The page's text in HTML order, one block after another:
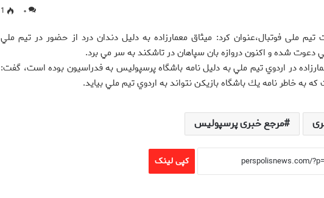
۰ 1
ملی فوتبال،عنوان كرد: ميثاق معمارزاده به دليل دندان درد از حضور در تيم ملي
دعوت شده و اكنون دروازه بان سپاهان در تاشكند به سر مي برد.
در اردوي تيم ملي به دليل نامه باشگاه پرسپوليس به فدراسيون بوده است، گفت:
خاطر نامه يك باشگاه بازيكن نتواند به اردوي تيم ملي بيايد.
مرجع خبری پرسپولیس
کپی لینک